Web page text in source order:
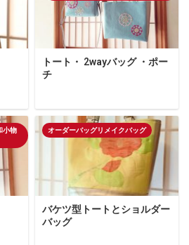
トート・ 2wayバッグ ・ポー
チ
小物
オーダーバッグリメイクバッグ
バケツ型トートとショルダー
バッグ